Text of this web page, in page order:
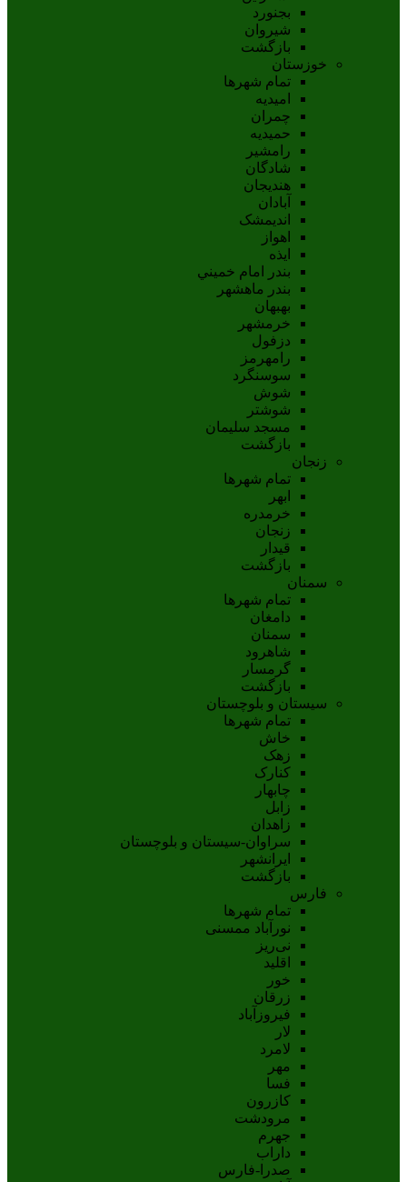
بجنورد
شيروان
بازگشت
خوزستان
تمام شهر‌ها
امیدیه
چمران
حمیدیه
رامشیر
شادگان
هندیجان
آبادان
انديمشک
اهواز
ايذه
بندر امام خميني
بندر ماهشهر
بهبهان
خرمشهر
دزفول
رامهرمز
سوسنگرد
شوش
شوشتر
مسجد سليمان
بازگشت
زنجان
تمام شهر‌ها
ابهر
خرمدره
زنجان
قيدار
بازگشت
سمنان
تمام شهر‌ها
دامغان
سمنان
شاهرود
گرمسار
بازگشت
سیستان و بلوچستان
تمام شهر‌ها
خاش
زهک
کنارک
چابهار
زابل
زاهدان
سراوان-سيستان و بلوچستان
ايرانشهر
بازگشت
فارس
تمام شهر‌ها
نورآباد ممسنی
نی‌ریز
اقلید
خور
زرقان
فیروزآباد
لار
لامرد
مهر
فسا
کازرون
مرودشت
جهرم
داراب
صدرا-فارس